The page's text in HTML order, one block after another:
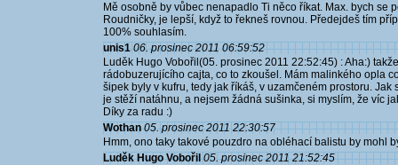
Mě osobně by vůbec nenapadlo Ti něco říkat. Max. bych se
Roudničky, je lepší, když to řekneš rovnou. Předejdeš tím
100% souhlasím.
unis1 06. prosinec 2011 06:59:52
Luděk Hugo Vobořil(05. prosinec 2011 22:52:45) : Aha:)
rádobuzerujícího cajta, co to zkoušel. Mám malinkého opla
šipek byly v kufru, tedy jak říkáš, v uzamčeném prostoru.
je stěží natáhnu, a nejsem žádná sušinka, si myslím, že víc
Díky za radu :)
Wothan 05. prosinec 2011 22:30:57
Hmm, ono taky takové pouzdro na obléhací balistu by mohl
Luděk Hugo Vobořil 05. prosinec 2011 21:52:45